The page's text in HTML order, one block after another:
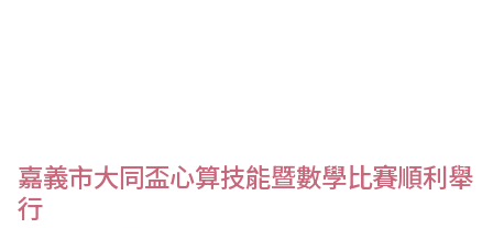
嘉義市大同盃心算技能暨數學比賽順利舉
行